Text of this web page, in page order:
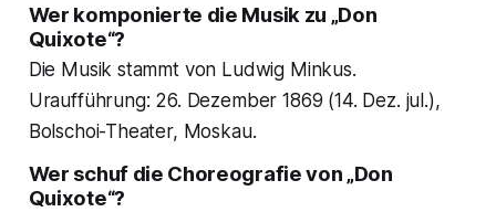
Wer komponierte die Musik zu „Don
Quixote“?
Die Musik stammt von Ludwig Minkus.
Uraufführung: 26. Dezember 1869 (14. Dez. jul.),
Bolschoi-Theater, Moskau.
Wer schuf die Choreografie von „Don
Quixote“?